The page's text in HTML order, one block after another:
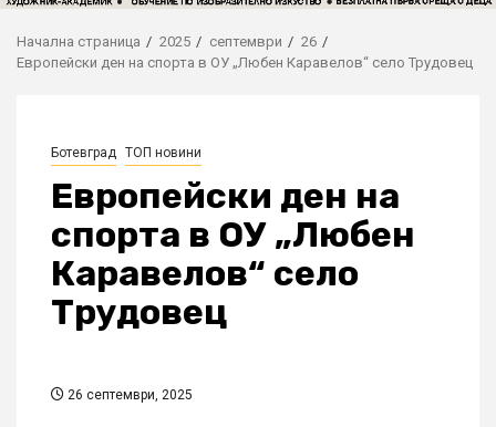
Начална страница 2025 септември
26
Европейски ден на спорта в ОУ „Любен Каравелов“ село Трудовец
Ботевград ТОП новини
Европейски ден на
спорта в ОУ „Любен
Каравелов“ село
Трудовец
26 септември, 2025